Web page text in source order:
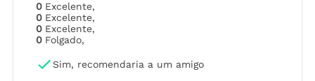
0 Excelente,
0 Excelente,
0 Excelente,
0 Folgado,
Sim, recomendaria a um amigo